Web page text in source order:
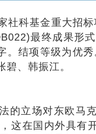
社科基金重大招
最终成果形
。结项等级为优
、韩振江。
的立场对东欧马
这在国内外具有